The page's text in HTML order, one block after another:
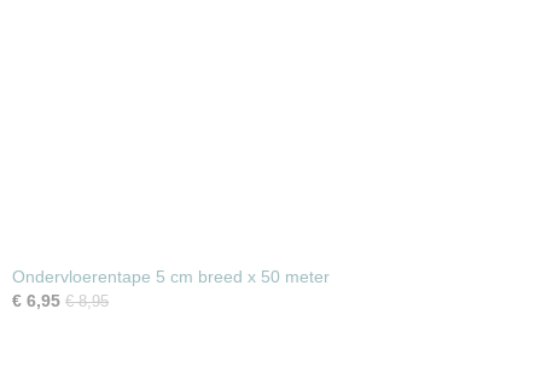
Ondervloerentape 5 cm breed x 50 meter
€ 6,95 € 8,95